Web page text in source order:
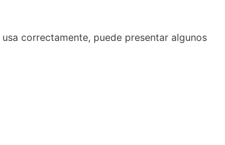
correctamente, puede presentar algunos